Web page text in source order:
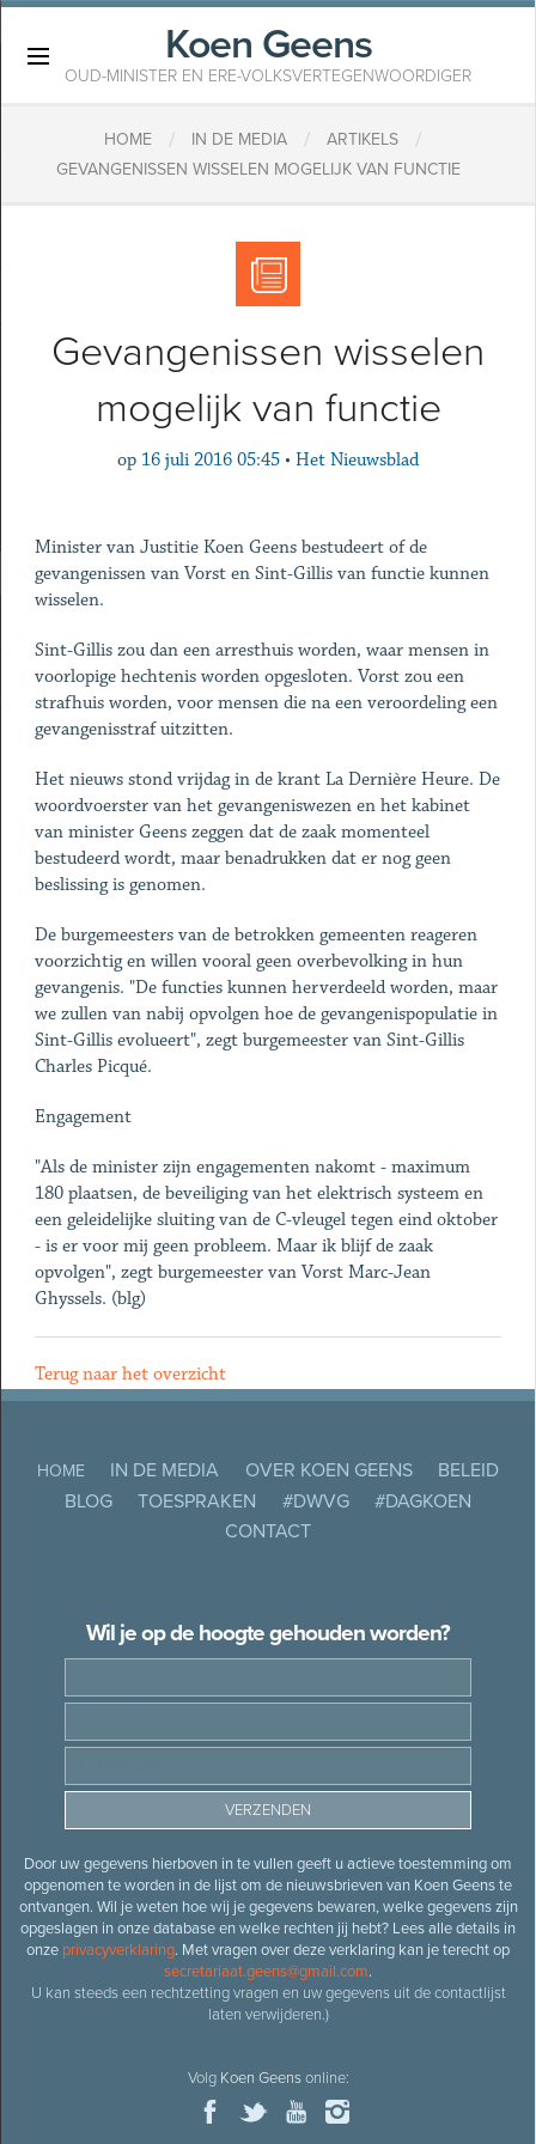
Koen Geens
OUD-MINISTER EN ERE-VOLKSVERTEGENWOORDIGER
HOME / IN DE MEDIA / ARTIKELS /
GEVANGENISSEN WISSELEN MOGELIJK VAN FUNCTIE
Gevangenissen wisselen
mogelijk van functie
op 16 juli 2016 05:45 • Het Nieuwsblad
Minister van Justitie Koen Geens bestudeert of de
gevangenissen van Vorst en Sint-Gillis van functie kunnen
wisselen.
Sint-Gillis zou dan een arresthuis worden, waar mensen in
voorlopige hechtenis worden opgesloten. Vorst zou een
strafhuis worden, voor mensen die na een veroordeling een
gevangenisstraf uitzitten.
Het nieuws stond vrijdag in de krant La Dernière Heure. De
woordvoerster van het gevangeniswezen en het kabinet
van minister Geens zeggen dat de zaak momenteel
bestudeerd wordt, maar benadrukken dat er nog geen
beslissing is genomen.
De burgemeesters van de betrokken gemeenten reageren
voorzichtig en willen vooral geen overbevolking in hun
gevangenis. "De functies kunnen herverdeeld worden, maar
we zullen van nabij opvolgen hoe de gevangenispopulatie in
Sint-Gillis evolueert", zegt burgemeester van Sint-Gillis
Charles Picqué.
Engagement
"Als de minister zijn engagementen nakomt - maximum
180 plaatsen, de beveiliging van het elektrisch systeem en
een geleidelijke sluiting van de C-vleugel tegen eind oktober
- is er voor mij geen probleem. Maar ik blijf de zaak
opvolgen", zegt burgemeester van Vorst Marc-Jean
Ghyssels. (blg)
Terug naar het overzicht
HOME IN DE MEDIA OVER KOEN GEENS
BELEID
BLOG
TOESPRAKEN #DWVG
#DAGKOEN
CONTACT
Wil je op de hoogte gehouden worden?
Door uw gegevens hierboven in te vullen geeft u actieve toestemming om
opgenomen te worden in de lijst om de nieuwsbrieven van Koen Geens te
ontvangen. Wil je weten hoe wij je gegevens bewaren, welke gegevens zijn
opgeslagen in onze database en welke rechten jij hebt? Lees alle details in
onze privacyverklaring. Met vragen over deze verklaring kan je terecht op
secretariaat.geens@gmail.com.
U kan steeds een rechtzetting vragen en uw gegevens uit de contactlijst
laten verwijderen.)
Volg Koen Geensonline: